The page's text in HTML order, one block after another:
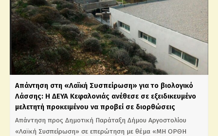
Απάντηση στη «Λαϊκή Συσπείρωση» για το βιολογικό
Λάσσης: Η ΔΕΥΑ Κεφαλονιάς ανέθεσε σε εξειδικευμένο
μελετητή προκειμένου να προβεί σε διορθώσεις
Απάντηση προς Δημοτική Παράταξη Δήμου Αργοστολίου
«Λαϊκή Συσπείρωση» σε επερώτηση με θέμα «ΜΗ ΟΡΘΗ